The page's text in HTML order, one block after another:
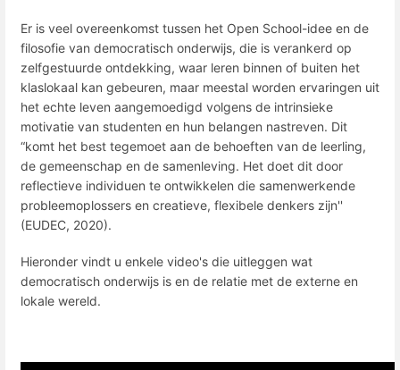
Er is veel overeenkomst tussen het Open School-idee en de
filosofie van democratisch onderwijs, die is verankerd op
zelfgestuurde ontdekking, waar leren binnen of buiten het
klaslokaal kan gebeuren, maar meestal worden ervaringen uit
het echte leven aangemoedigd volgens de intrinsieke
motivatie van studenten en hun belangen nastreven. Dit
“komt het best tegemoet aan de behoeften van de leerling,
de gemeenschap en de samenleving. Het doet dit door
reflectieve individuen te ontwikkelen die samenwerkende
probleemoplossers en creatieve, flexibele denkers zijn''
(EUDEC, 2020).
Hieronder vindt u enkele video's die uitleggen wat
democratisch onderwijs is en de relatie met de externe en
lokale wereld.